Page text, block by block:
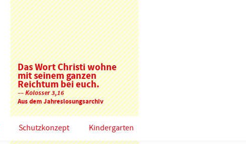
Das Wort Christi wohne
mit seinem ganzen
Reichtum bei euch.
–– Kolosser 3,16
Aus dem Jahreslosungsarchiv
Schutzkonzept Kindergarten